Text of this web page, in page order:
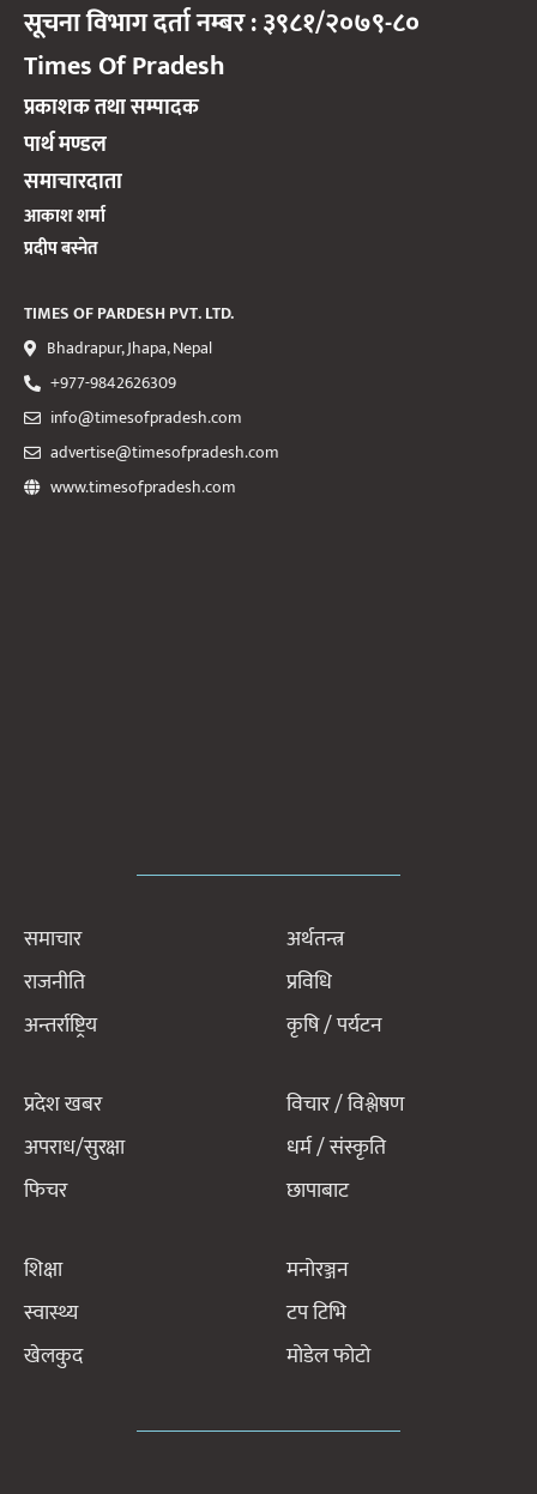
सूचना विभाग दर्ता नम्बर : ३९८१/२०७९-८०
Times Of Pradesh
प्रकाशक तथा सम्पादक
पार्थ मण्डल
समाचारदाता
आकाश शर्मा
प्रदीप बस्नेत
TIMES OF PARDESH PVT. LTD.
Bhadrapur, Jhapa, Nepal
+977-9842626309
info@timesofpradesh.com
advertise@timesofpradesh.com
www.timesofpradesh.com
समाचार
राजनीति
अन्तर्राष्ट्रिय
अर्थतन्त्र
प्रविधि
कृषि / पर्यटन
प्रदेश खबर
अपराध/सुरक्षा
फिचर
विचार / विश्लेषण
धर्म / संस्कृति
छापाबाट
शिक्षा
स्वास्थ्य
खेलकुद
मनोरञ्जन
टप टिभि
मोडेल फोटो